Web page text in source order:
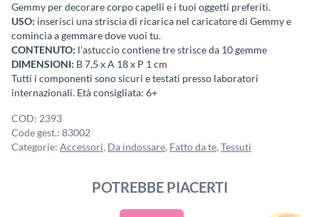
Gemmy per decorare corpo capelli e i tuoi oggetti preferiti.
USO: inserisci una striscia di ricarica nel caricatore di Gemmy e
comincia a gemmare dove vuoi tu.
CONTENUTO: l’astuccio contiene tre strisce da 10 gemme
DIMENSIONI: B 7,5 x A 18 x P 1 cm
Tutti i componenti sono sicuri e testati presso laboratori
internazionali. Età consigliata: 6+
COD: 2393
Code gest.: 83002
Categorie: Accessori, Da indossare, Fatto da te, Tessuti
POTREBBE PIACERTI